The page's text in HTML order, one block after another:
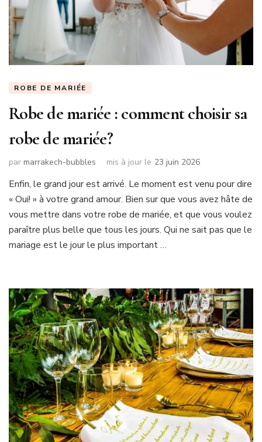
ROBE DE MARIÉE
Robe de mariée : comment choisir sa
robe de mariée?
par marrakech-bubbles mis à jour le 23 juin 2026
Enfin, le grand jour est arrivé. Le moment est venu pour dire
« Oui! » à votre grand amour. Bien sur que vous avez hâte de
vous mettre dans votre robe de mariée, et que vous voulez
paraître plus belle que tous les jours. Qui ne sait pas que le
mariage est le jour le plus important …